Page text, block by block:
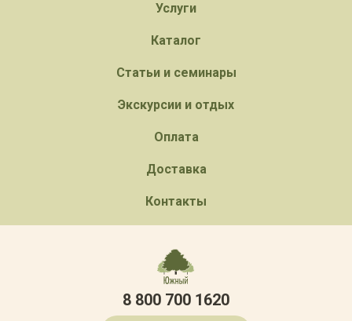
Услуги
Каталог
Статьи и семинары
Экскурсии и отдых
Оплата
Доставка
Контакты
8 800 700 1620